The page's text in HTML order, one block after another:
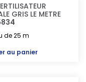
GRIS LE METRE
de 25 m
au panier